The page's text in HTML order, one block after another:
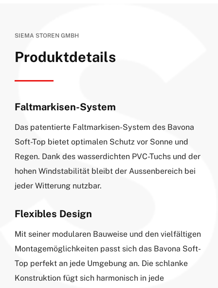
SIEMA STOREN GMBH
Produktdetails
Faltmarkisen-System
Das patentierte Faltmarkisen-System des Bavona
Soft-Top bietet optimalen Schutz vor Sonne und
Regen. Dank des wasserdichten PVC-Tuchs und der
hohen Windstabilität bleibt der Aussenbereich bei
jeder Witterung nutzbar.
Flexibles Design
Mit seiner modularen Bauweise und den vielfältigen
Montagemöglichkeiten passt sich das Bavona Soft-
Top perfekt an jede Umgebung an. Die schlanke
Konstruktion fügt sich harmonisch in jede